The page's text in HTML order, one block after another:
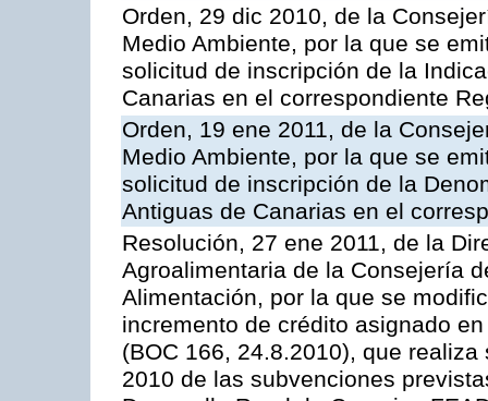
Orden, 29 dic 2010, de la
Medio Ambiente, por la que se
solicitud de inscripción de la
Canarias en el correspondiente
Orden, 19 ene 2011, de la
Medio Ambiente, por la que se
solicitud de inscripción de la
Antiguas de Canarias en el
Resolución, 27 ene 2011, de la
Agroalimentaria de la Consejería
Alimentación, por la que se
incremento de crédito asignado
(BOC 166, 24.8.2010), que
2010 de las subvenciones